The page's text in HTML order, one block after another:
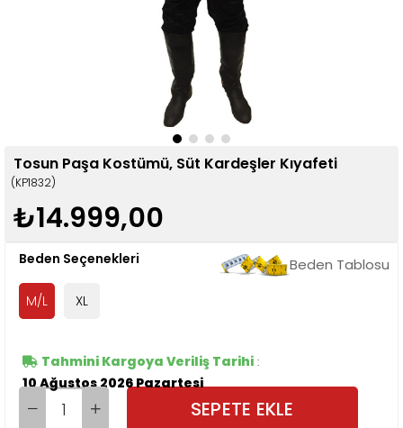
Tosun Paşa Kostümü, Süt Kardeşler Kıyafeti
(KP1832)
Beden Tablosu
₺14.999,00
Beden Seçenekleri
M/L XL
Tahmini Kargoya Veriliş Tarihi :
10 Ağustos 2026 Pazartesi